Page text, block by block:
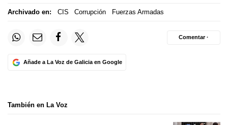
Archivado en: CIS Corrupción Fuerzas Armadas
Añade a La Voz de Galicia en Google
Comentar ·
También en La Voz